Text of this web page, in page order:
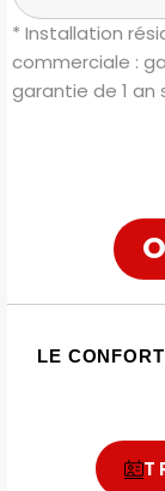
* Installation
commerciale :
garantie de 1 an
LE CONFORT